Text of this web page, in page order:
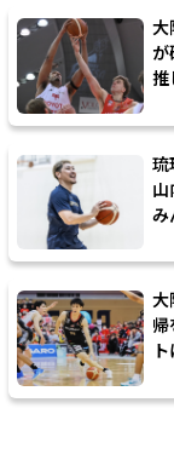
大
が
推
琉
み
大